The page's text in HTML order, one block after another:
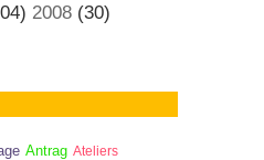
2008 (30)
Antrag Ateliers